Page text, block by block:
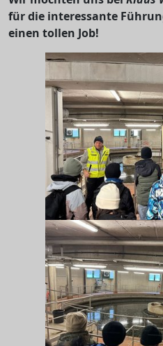
für die interessante
einen tollen Job!